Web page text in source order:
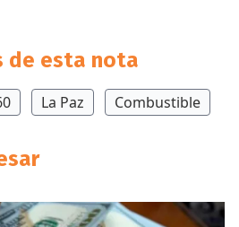
de esta nota
La Paz Combustible